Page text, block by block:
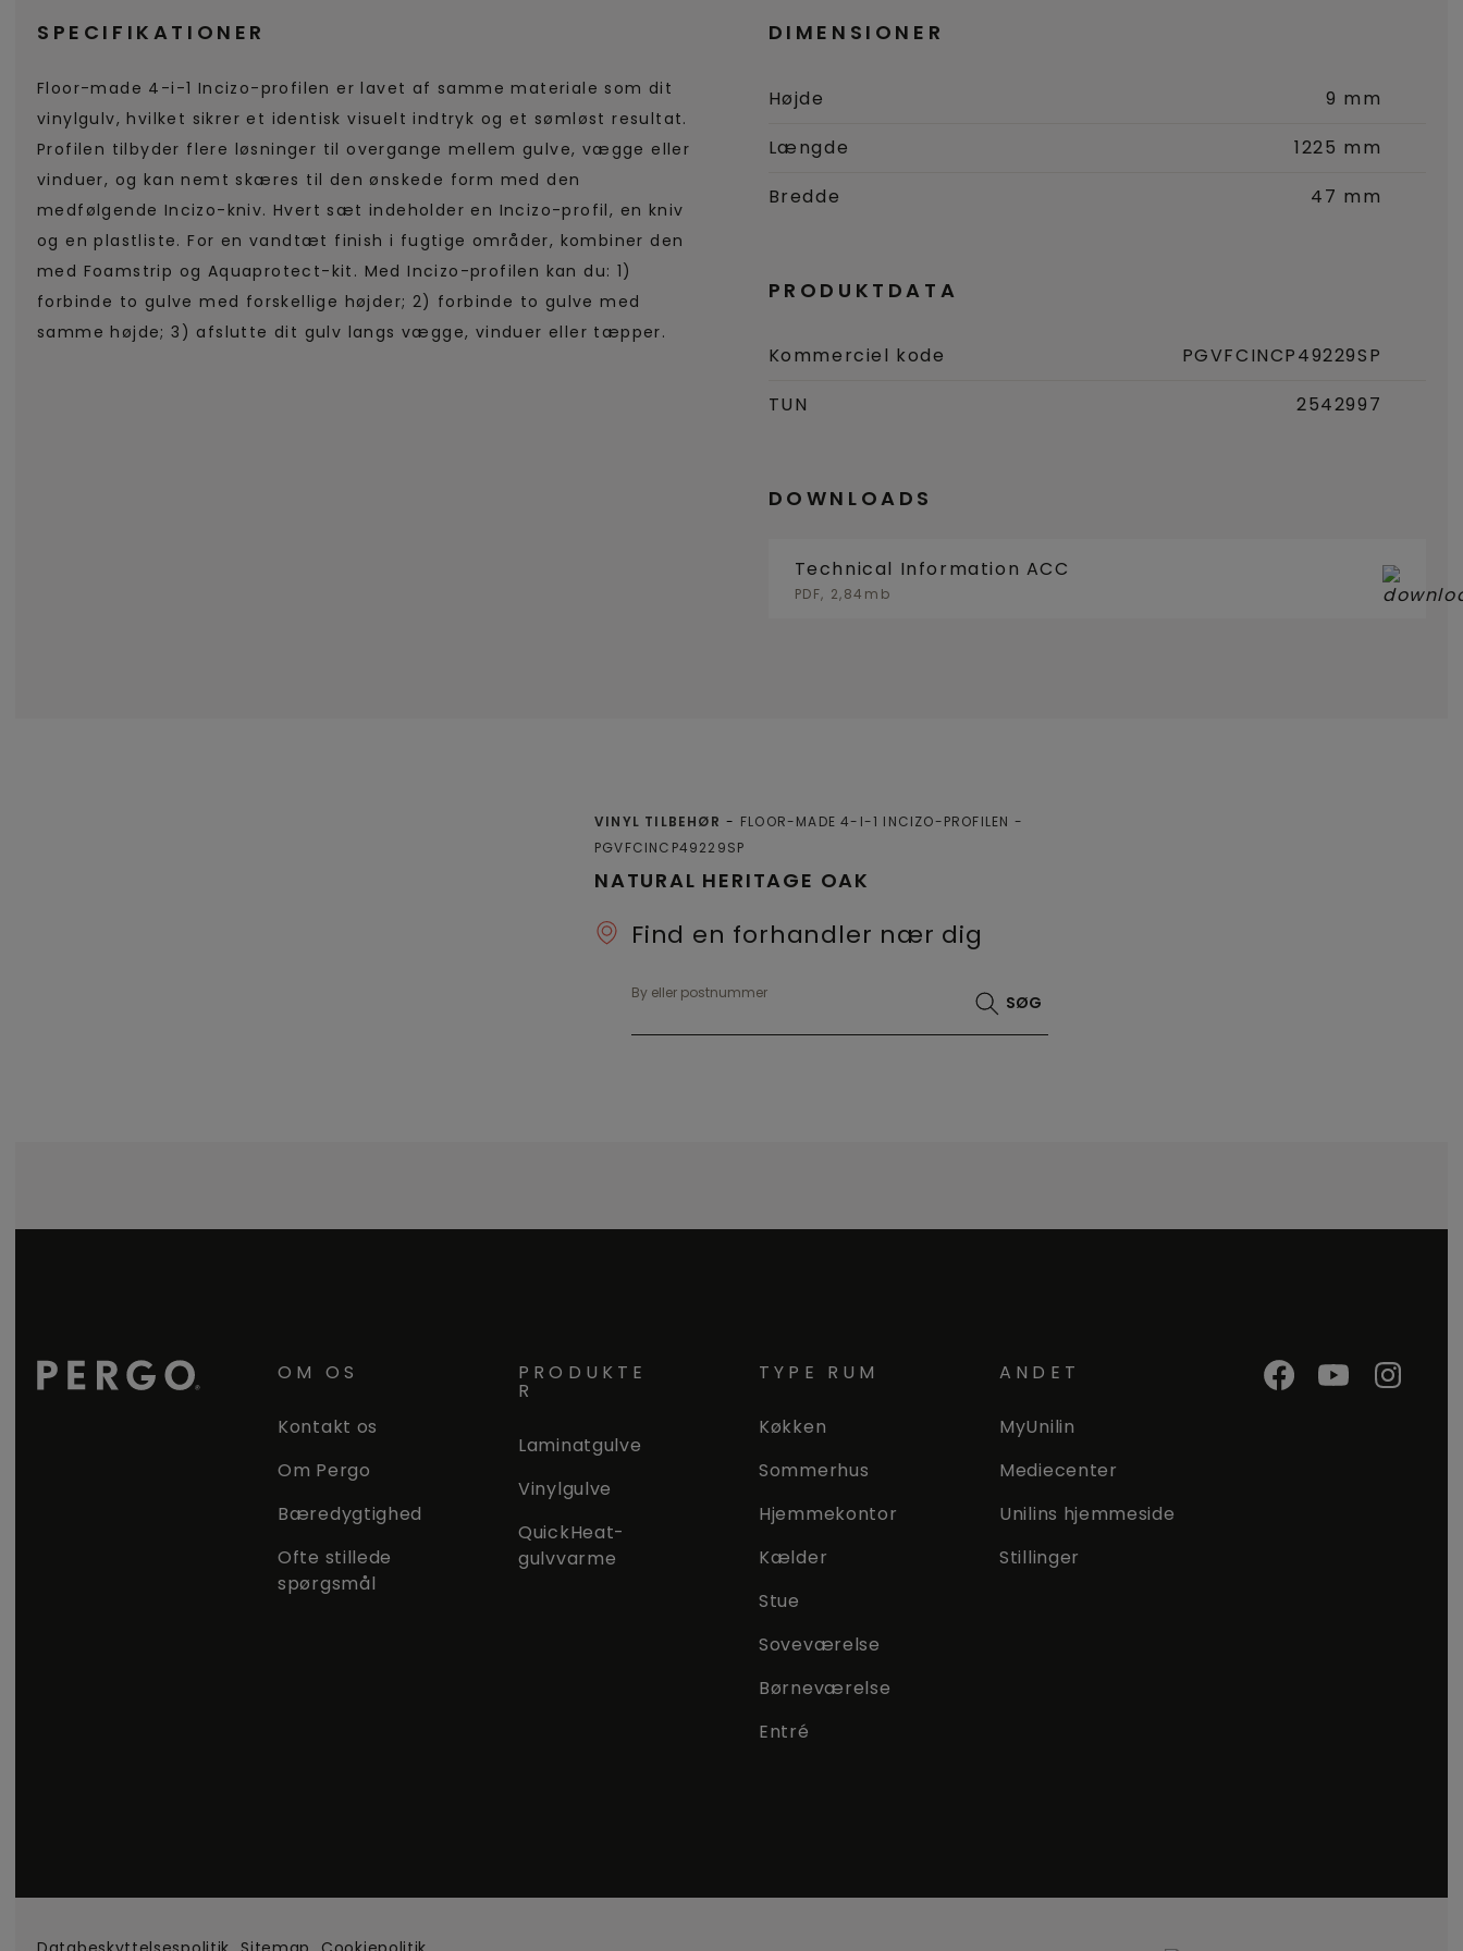
SPECIFIKATIONER
Floor-made 4-i-1 Incizo-profilen er lavet af samme materiale som dit
vinylgulv, hvilket sikrer et identisk visuelt indtryk og et sømløst resultat.
Profilen tilbyder flere løsninger til overgange mellem gulve, vægge eller
vinduer, og kan nemt skæres til den ønskede form med den
medfølgende Incizo-kniv. Hvert sæt indeholder en Incizo-profil, en kniv
og en plastliste. For en vandtæt finish i fugtige områder, kombiner den
med Foamstrip og Aquaprotect-kit. Med Incizo-profilen kan du: 1)
forbinde to gulve med forskellige højder; 2) forbinde to gulve med
samme højde; 3) afslutte dit gulv langs vægge, vinduer eller tæpper.
DIMENSIONER
Højde
9 mm
Længde
1225 mm
Bredde
47 mm
PRODUKTDATA
Kommerciel kode
PGVFCINCP49229SP
TUN
2542997
DOWNLOADS
Technical Information ACC
PDF, 2,84mb
NATURAL HERITAGE OAK
VINYL TILBEHØR
FLOOR-MADE 4-I-1 INCIZO-PROFILEN
PGVFCINCP49229SP
Find en forhandler nær dig
By eller postnummer
SØG
OM OS
Kontakt os
Om Pergo
Bæredygtighed
Ofte stillede
spørgsmål
PRODUKTE
R
Laminatgulve
Vinylgulve
QuickHeat-
gulvvarme
TYPE RUM
Køkken
Sommerhus
Hjemmekontor
Kælder
Stue
Soveværelse
Børneværelse
Entré
ANDET
MyUnilin
Mediecenter
Unilins hjemmeside
Stillinger